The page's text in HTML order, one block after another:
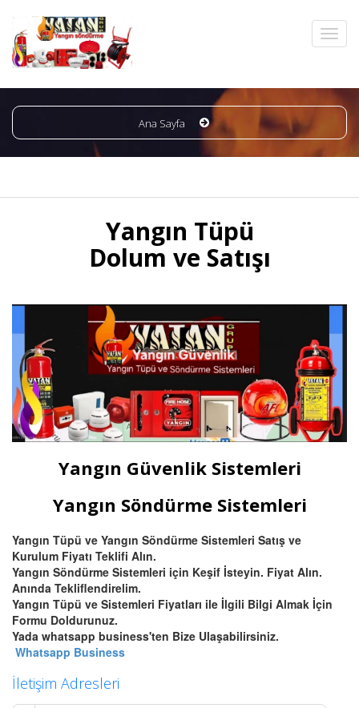
Ana Sayfa
Yangın Tüpü
Dolum ve Satışı
Yangın Güvenlik Sistemleri
Yangın Söndürme Sistemleri
Yangın Tüpü ve Yangın Söndürme Sistemleri Satış ve
Kurulum Fiyatı Teklifi Alın.
Yangın Söndürme Sistemleri için Keşif İsteyin. Fiyat Alın.
Anında Tekliflendirelim.
Yangın Tüpü ve Sistemleri Fiyatları ile İlgili Bilgi Almak İçin
Formu Doldurunuz.
Yada whatsapp business'ten Bize Ulaşabilirsiniz.
Whatsapp Business
İletişim Adresleri